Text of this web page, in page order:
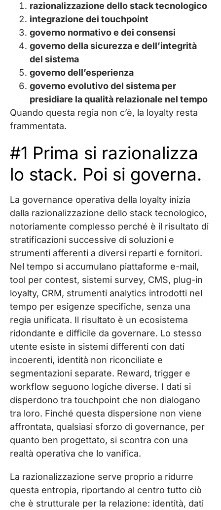
razionalizzazione dello stack tecnologico
integrazione dei touchpoint
governo normativo e dei consensi
governo della sicurezza e dell’integrità
del sistema
governo dell’esperienza
governo evolutivo del sistema per
presidiare la qualità relazionale nel tempo
Quando questa regia non c’è, la loyalty resta
frammentata.
#1 Prima si razionalizza
lo stack. Poi si governa.
La governance operativa della loyalty inizia
dalla razionalizzazione dello stack tecnologico,
notoriamente complesso perché è il risultato di
stratificazioni successive di soluzioni e
strumenti afferenti a diversi reparti e fornitori.
Nel tempo si accumulano piattaforme e-mail,
tool per contest, sistemi survey, CMS, plug-in
loyalty, CRM, strumenti analytics introdotti nel
tempo per esigenze specifiche, senza una
regia unificata. Il risultato è un ecosistema
ridondante e difficile da governare. Lo stesso
utente esiste in sistemi differenti con dati
incoerenti, identità non riconciliate e
segmentazioni separate. Reward, trigger e
workflow seguono logiche diverse. I dati si
disperdono tra touchpoint che non dialogano
tra loro. Finché questa dispersione non viene
affrontata, qualsiasi sforzo di governance, per
quanto ben progettato, si scontra con una
realtà operativa che lo vanifica.
La razionalizzazione serve proprio a ridurre
questa entropia, riportando al centro tutto ciò
che è strutturale per la relazione: identità, dati